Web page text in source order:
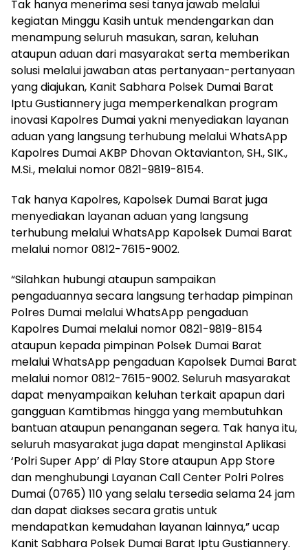
Tak hanya menerima sesi tanya jawab melalui
kegiatan Minggu Kasih untuk mendengarkan dan
menampung seluruh masukan, saran, keluhan
ataupun aduan dari masyarakat serta memberikan
solusi melalui jawaban atas pertanyaan-pertanyaan
yang diajukan, Kanit Sabhara Polsek Dumai Barat
Iptu Gustiannery juga memperkenalkan program
inovasi Kapolres Dumai yakni menyediakan layanan
aduan yang langsung terhubung melalui WhatsApp
Kapolres Dumai AKBP Dhovan Oktavianton, SH., SIK.,
M.Si., melalui nomor 0821-9819-8154.
Tak hanya Kapolres, Kapolsek Dumai Barat juga
menyediakan layanan aduan yang langsung
terhubung melalui WhatsApp Kapolsek Dumai Barat
melalui nomor 0812-7615-9002.
“Silahkan hubungi ataupun sampaikan
pengaduannya secara langsung terhadap pimpinan
Polres Dumai melalui WhatsApp pengaduan
Kapolres Dumai melalui nomor 0821-9819-8154
ataupun kepada pimpinan Polsek Dumai Barat
melalui WhatsApp pengaduan Kapolsek Dumai Barat
melalui nomor 0812-7615-9002. Seluruh masyarakat
dapat menyampaikan keluhan terkait apapun dari
gangguan Kamtibmas hingga yang membutuhkan
bantuan ataupun penanganan segera. Tak hanya itu,
seluruh masyarakat juga dapat menginstal Aplikasi
‘Polri Super App’ di Play Store ataupun App Store
dan menghubungi Layanan Call Center Polri Polres
Dumai (0765) 110 yang selalu tersedia selama 24 jam
dan dapat diakses secara gratis untuk
mendapatkan kemudahan layanan lainnya,” ucap
Kanit Sabhara Polsek Dumai Barat Iptu Gustiannery.